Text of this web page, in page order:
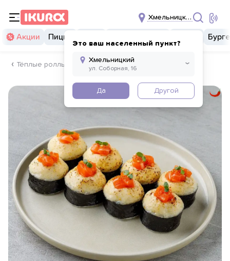
Хмельницкий
Это ваш населенный пункт?
Да Другой
Акции Пицца
Тёплые роллы